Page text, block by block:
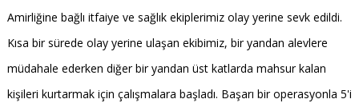
Amirliğine bağlı itfaiye ve sağlık ekiplerimiz olay yerine sevk edildi.
Kısa bir sürede olay yerine ulaşan ekibimiz, bir yandan alevlere
müdahale ederken diğer bir yandan üst katlarda mahsur kalan
kişileri kurtarmak için çalışmalara başladı. Başarı bir operasyonla 5'i